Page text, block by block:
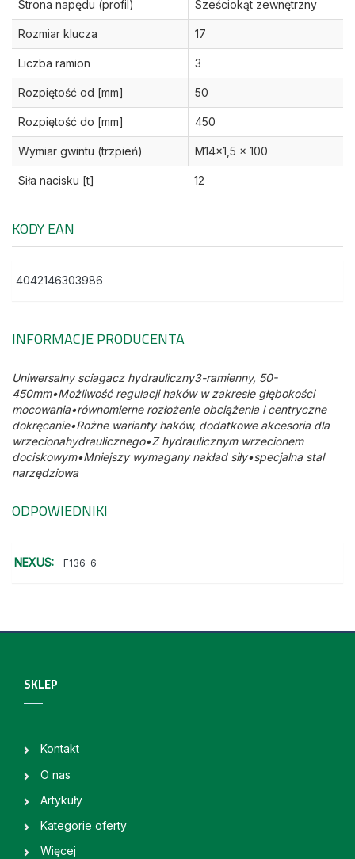
Strona napędu (profil) Sześciokąt zewnętrzny
Rozmiar klucza 17
Liczba ramion 3
Rozpiętość od [mm] 50
Rozpiętość do [mm] 450
Wymiar gwintu (trzpień) M14x1,5 x 100
Siła nacisku [t] 12
KODY EAN
4042146303986
INFORMACJE PRODUCENTA
Uniwersalny sciagacz hydrauliczny3-ramienny, 50-
450mm•Możliwość regulacji haków w zakresie głębokości
mocowania•równomierne rozłożenie obciążenia i centryczne
dokręcanie•Rożne warianty haków, dodatkowe akcesoria dla
wrzecionahydraulicznego•Z hydraulicznym wrzecionem
dociskowym•Mniejszy wymagany nakład siły•specjalna stal
narzędziowa
ODPOWIEDNIKI
NEXUS: F136-6
SKLEP
Kontakt
O nas
Artykuły
Kategorie oferty
Więcej